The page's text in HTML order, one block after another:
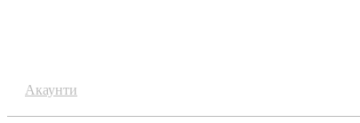
Акаунти